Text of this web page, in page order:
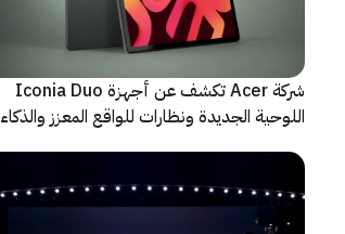
شركة Acer تكشف عن أجهزة Iconia Duo
اللوحية الجديدة ونظارات للواقع المعزز والذكاء